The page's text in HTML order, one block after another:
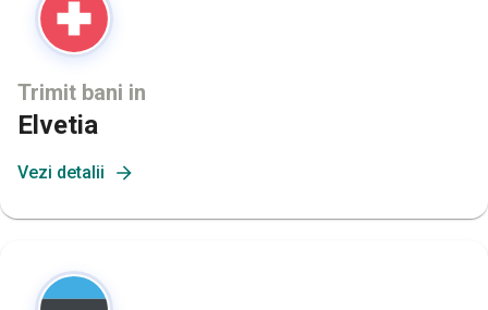
Trimit bani in
Elvetia
Vezi detalii